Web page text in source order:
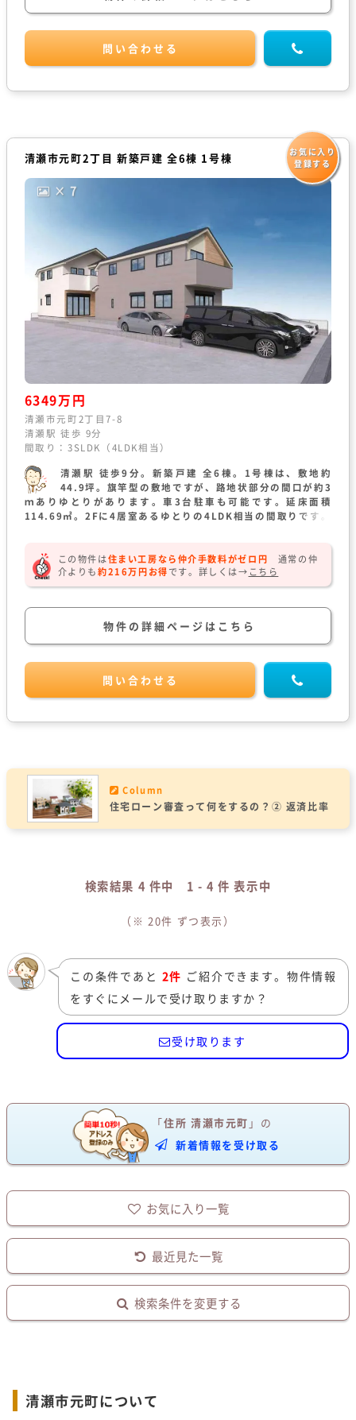
問い合わせる
清瀬市元町2丁目 新築戸建 全6棟 1号棟
お気に入り
登録する
× 7
6349万円
清瀬市元町2丁目7-8
清瀬駅 徒歩 9分
間取り：3SLDK（4LDK相当）
清瀬駅 徒歩9分。新築戸建 全6棟。1号棟は、敷地約
44.9坪。旗竿型の敷地ですが、路地状部分の間口が約3
ｍありゆとりがあります。車3台駐車も可能です。延床面積
114.69㎡。2Fに4居室あるゆとりの4LDK相当の間取りです。
この物件は住まい工房なら仲介手数料がゼロ円
通常の仲
介よりも約216万円お得です。 詳しくは→ こちら
物件の詳細ページはこちら
問い合わせる
Column
住宅ローン審査って何をするの？② 返済比率
検索結果 4 件中 1 - 4 件 表示中
（※20件 ずつ表示）
この条件であと 2件 ご紹介できます。物件情報
をすぐにメールで受け取りますか？
受け取ります
「住所 清瀬市元町 」の
新着情報を受け取る
お気に入り一覧
最近見た一覧
検索条件を変更する
清瀬市元町について